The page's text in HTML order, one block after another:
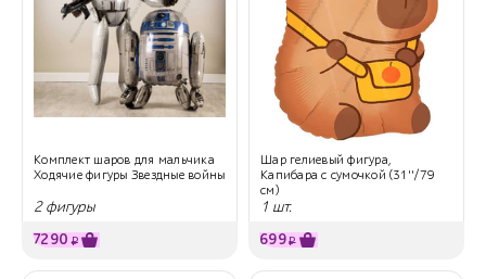
Комплект шаров для мальчика
Ходячие фигуры Звездные войны
2 фигуры
7290 ₽
Шар гелиевый фигура,
Капибара с сумочкой (31''/79
см)
1 шт.
699₽